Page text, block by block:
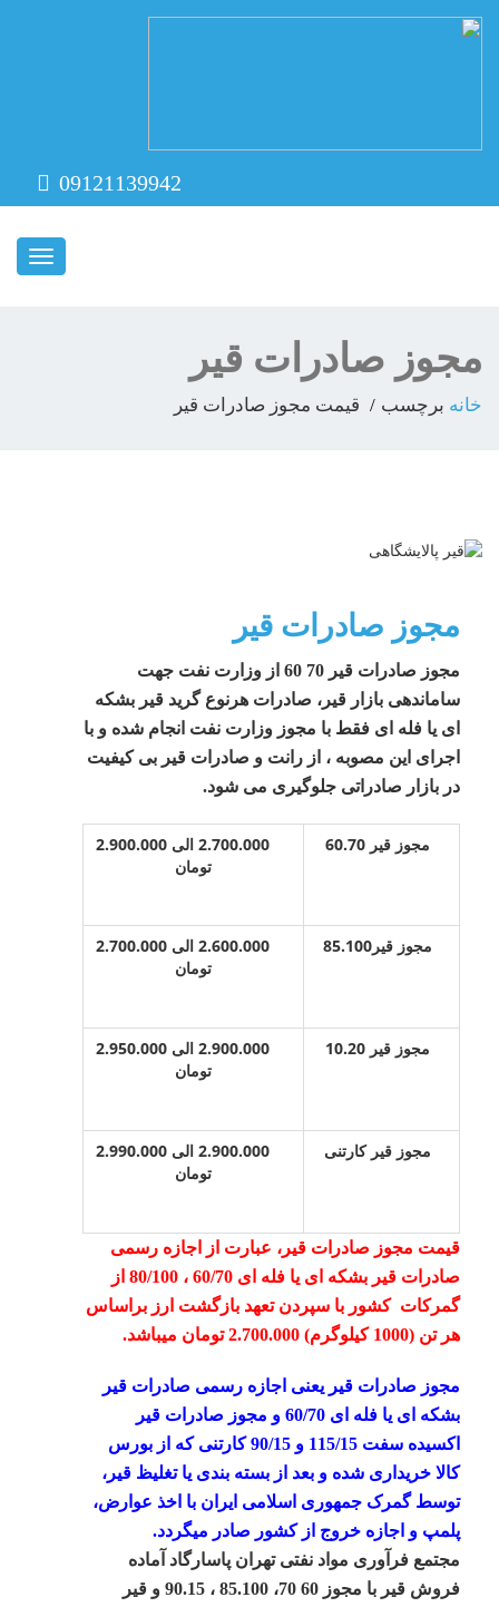
09121139942
ناوبری
مجوز صادرات قیر
خانه برچسب قیمت مجوز صادرات قیر
مجوز صادرات قیر
مجوز صادرات قیر 70 60 از وزارت نفت جهت
ساماندهی بازار قیر، صادرات هرنوع گرید قیر بشکه
ای یا فله ای فقط با مجوز وزارت نفت انجام شده و با
اجرای این مصوبه ، از رانت و صادرات قیر بی کیفیت
در بازار صادراتی جلوگیری می شود.
مجوز قیر 60.70
2.700.000 الی 2.900.000
تومان
مجوز قیر85.100
2.600.000 الی 2.700.000
تومان
مجوز قیر 10.20
2.900.000 الی 2.950.000
تومان
مجوز قیر کارتنی
2.900.000 الی 2.990.000
تومان
قیمت مجوز صادرات قیر، عبارت از اجازه رسمی
صادرات قیر بشکه ای یا فله ای 60/70 ، 80/100 از
گمرکات کشور با سپردن تعهد بازگشت ارز براساس
هر تن (1000 کیلوگرم) 2.700.000 تومان میباشد
.
مجوز صادرات قیر یعنی اجازه رسمی صادرات قیر
بشکه ای یا فله ای 60/70 و مجوز صادرات قیر
اکسیده سفت 115/15 و 90/15 کارتنی که از بورس
کالا خریداری شده و بعد از بسته بندی یا تغلیظ قیر،
توسط گمرک جمهوری اسلامی ایران با اخذ عوارض،
پلمپ و اجازه خروج از کشور صادر میگردد.
مجتمع فرآوری مواد نفتی تهران پاسارگاد آماده
فروش قیر با مجوز 60 70، 85.100 ، 90.15 و قیر